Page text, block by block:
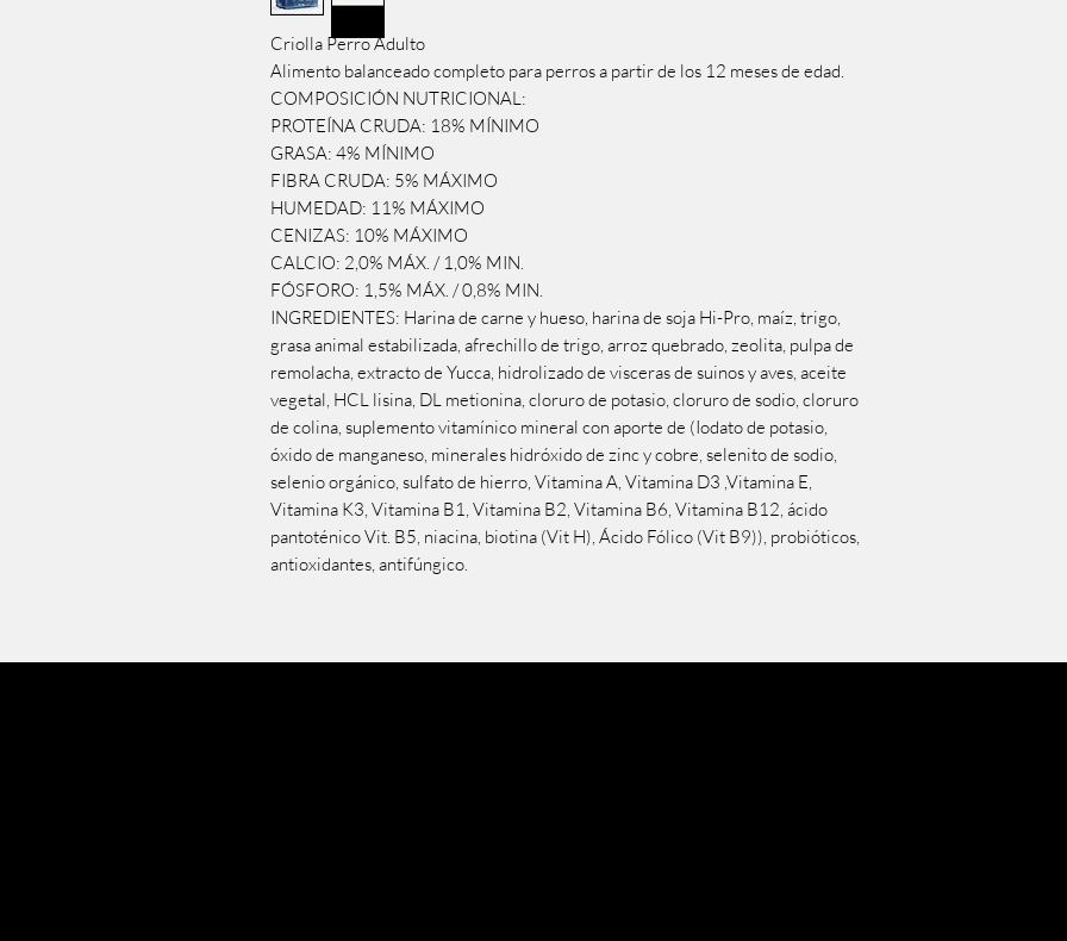
Criolla Perro Adulto
Alimento balanceado completo para perros a partir de los 12 meses de edad.
COMPOSICIÓN NUTRICIONAL:
PROTEÍNA CRUDA: 18% MÍNIMO
GRASA: 4% MÍNIMO
FIBRA CRUDA: 5% MÁXIMO
HUMEDAD: 11% MÁXIMO
CENIZAS: 10% MÁXIMO
CALCIO: 2,0% MÁX. / 1,0% MIN.
FÓSFORO: 1,5% MÁX. / 0,8% MIN.
INGREDIENTES: Harina de carne y hueso, harina de soja Hi-Pro, maíz, trigo,
grasa animal estabilizada, afrechillo de trigo, arroz quebrado, zeolita, pulpa de
remolacha, extracto de Yucca, hidrolizado de visceras de suinos y aves, aceite
vegetal, HCL lisina, DL metionina, cloruro de potasio, cloruro de sodio, cloruro
de colina, suplemento vitamínico mineral con aporte de (Iodato de potasio,
óxido de manganeso, minerales hidróxido de zinc y cobre, selenito de sodio,
selenio orgánico, sulfato de hierro, Vitamina A, Vitamina D3 ,Vitamina E,
Vitamina K3, Vitamina B1, Vitamina B2, Vitamina B6, Vitamina B12, ácido
pantoténico Vit. B5, niacina, biotina (Vit H), Ácido Fólico (Vit B9)), probióticos,
antioxidantes, antifúngico.